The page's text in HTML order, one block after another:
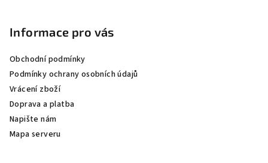
Informace pro vás
Obchodní podmínky
Podmínky ochrany osobních údajů
Vrácení zboží
Doprava a platba
Napište nám
Mapa serveru